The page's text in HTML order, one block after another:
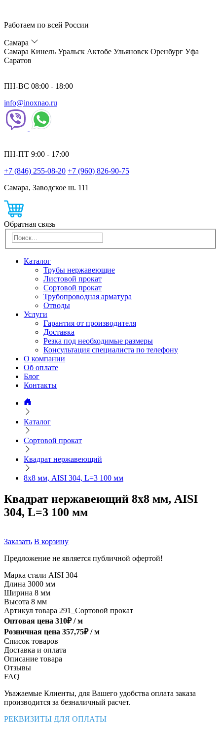
Работаем по всей России
Самара
Самара Кинель Уральск Актобе Ульяновск Оренбург Уфа
Саратов
ПН-ВС 08:00 - 18:00
info@inoxnao.ru
ПН-ПТ 9:00 - 17:00
+7 (846) 255-08-20 +7 (960) 826-90-75
Самара, Заводское ш. 111
Обратная связь
Каталог
Трубы нержавеющие
Листовой прокат
Сортовой прокат
Трубопроводная арматура
Отводы
Услуги
Гарантия от производителя
Доставка
Резка под необходимые размеры
Консультация специалиста по телефону
О компании
Об оплате
Блог
Контакты
Каталог
Сортовой прокат
Квадрат нержавеющий
8х8 мм, AISI 304, L=3 100 мм
Квадрат нержавеющий 8х8 мм, AISI
304, L=3 100 мм
Заказать В корзину
Предложение не является публичной офертой!
Марка стали AISI 304
Длина 3000 мм
Ширина 8 мм
Высота 8 мм
Артикул товара 291_Сортовой прокат
Оптовая цена 310₽ /м
Розничная цена 357,75₽ /м
Список товаров
Доставка и оплата
Описание товара
Отзывы
FAQ
Уважаемые Клиенты, для Вашего удобства оплата заказа
производится за безналичный расчет.
РЕКВИЗИТЫ ДЛЯ ОПЛАТЫ